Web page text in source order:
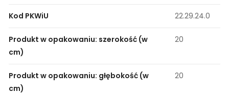
Kod PKWiU 22.29.24.0
Produkt w opakowaniu: szerokość (w
cm)
20
Produkt w opakowaniu: głębokość (w
cm)
20